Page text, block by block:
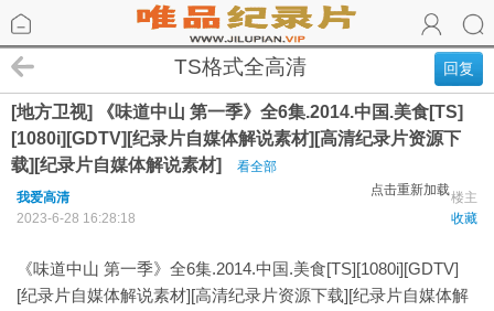
回复
TS格式全高清
[地方卫视] 《味道中山 第一季》全6集.2014.中国.美食[TS]
[1080i][GDTV][纪录片自媒体解说素材][高清纪录片资源下
载][纪录片自媒体解说素材]
看全部
点击重新加载楼主
我爱高清
收藏
2023-6-28 16:28:18
《味道中山 第一季》全6集.2014.中国.美食[TS][1080i][GDTV]
[纪录片自媒体解说素材][高清纪录片资源下载][纪录片自媒体解